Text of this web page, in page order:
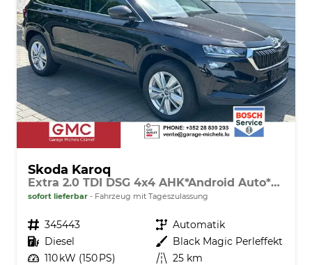
Skoda Karoq
Extra 2.0 TDI DSG 4x4 AHK*Android Auto*SHZ*ACC*Keyless*Kamera*17" LM* 2Z Klimaauto*SUNSET
sofort lieferbar Fahrzeug mit Tageszulassung
Fahrzeugnr. 345443 Getriebe Automatik
Kraftstoff Diesel Außenfarbe Black Magic Perleffekt
Leistung 110 kW (150 PS) Kilometerstand 25 km